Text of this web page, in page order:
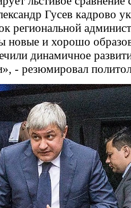
Гусев кадрово
региональной
новые и хорошо
динамичное
- резюмировал